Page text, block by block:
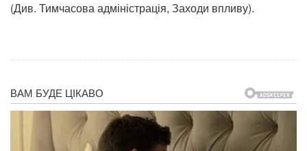
(Див. Тимчасова адміністрація, Заходи впливу).